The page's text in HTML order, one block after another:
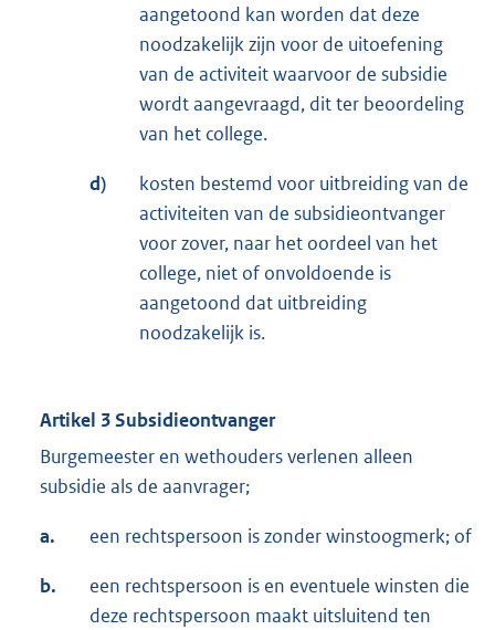
aangetoond kan worden dat deze
noodzakelijk zijn voor de uitoefening
van de activiteit waarvoor de subsidie
wordt aangevraagd, dit ter beoordeling
van het college.
d)
kosten bestemd voor uitbreiding van de
activiteiten van de subsidieontvanger
voor zover, naar het oordeel van het
college, niet of onvoldoende is
aangetoond dat uitbreiding
noodzakelijk is.
Artikel 3 Subsidieontvanger
Burgemeester en wethouders verlenen alleen
subsidie als de aanvrager;
a. een rechtspersoon is zonder winstoogmerk; of
b.
een rechtspersoon is en eventuele winsten die
deze rechtspersoon maakt uitsluitend ten